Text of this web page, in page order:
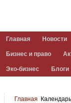
Главная Новости
Бизнес и право
Эко-бизнес Блоги
Главная Календарь